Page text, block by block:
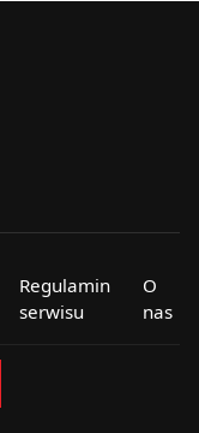
Regulamin
serwisu
O
nas